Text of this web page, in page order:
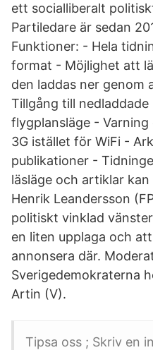
ett socialliberalt
Partiledare är sedan
Funktioner: - Hela
format - Möjlighet att
den laddas ner genom
Tillgång till
flygplansläge -
3G istället för WiFi -
publikationer -
läsläge och artiklar
Henrik Leandersson
politiskt vinklad
en liten upplaga och
annonsera där.
Sverigedemokraterna
Artin (V).
Tipsa oss ; Skriv en